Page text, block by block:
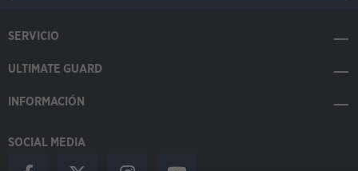
SERVICIO
ULTIMATE GUARD
INFORMACIÓN
SOCIAL MEDIA